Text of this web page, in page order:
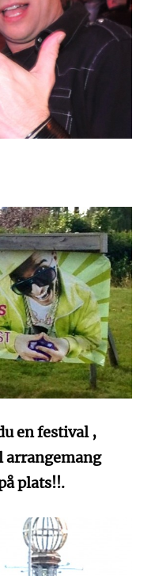
en festival ,
arrangemang
plats!!.